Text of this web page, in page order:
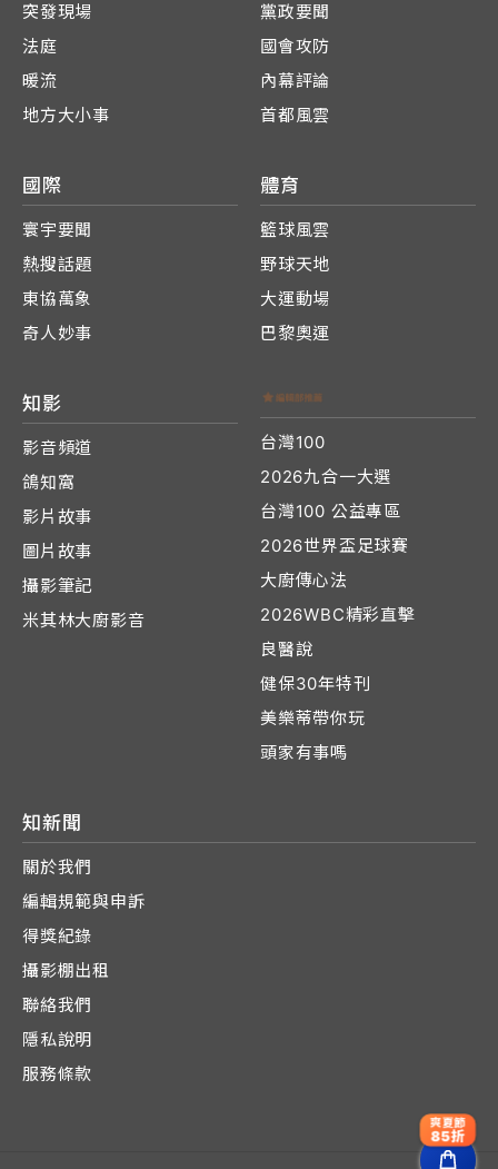
突發現場
法庭
暖流
地方大小事
黨政要聞
國會攻防
內幕評論
首都風雲
國際
寰宇要聞
熱搜話題
東協萬象
奇人妙事
體育
籃球風雲
野球天地
大運動場
巴黎奧運
知影
影音頻道
鴿知窩
影片故事
圖片故事
攝影筆記
米其林大廚影音
台灣100
2026九合一大選
台灣100 公益專區
2026世界盃足球賽
大廚傳心法
2026WBC精彩直擊
良醫說
健保30年特刊
美樂蒂帶你玩
頭家有事嗎
知新聞
關於我們
編輯規範與申訴
得獎紀錄
攝影棚出租
聯絡我們
隱私說明
服務條款
爽夏節
85折